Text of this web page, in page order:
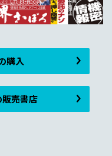
購入
売書店